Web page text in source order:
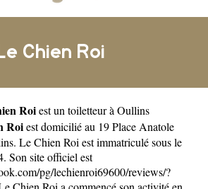
Chien Roi
Roiest un toiletteur à Oullins
Roiest domicilié au 19 Place Anatole
Le Chien Roi est immatriculé sous le
Son site officiel est
pg/lechienroi69600/reviews/?